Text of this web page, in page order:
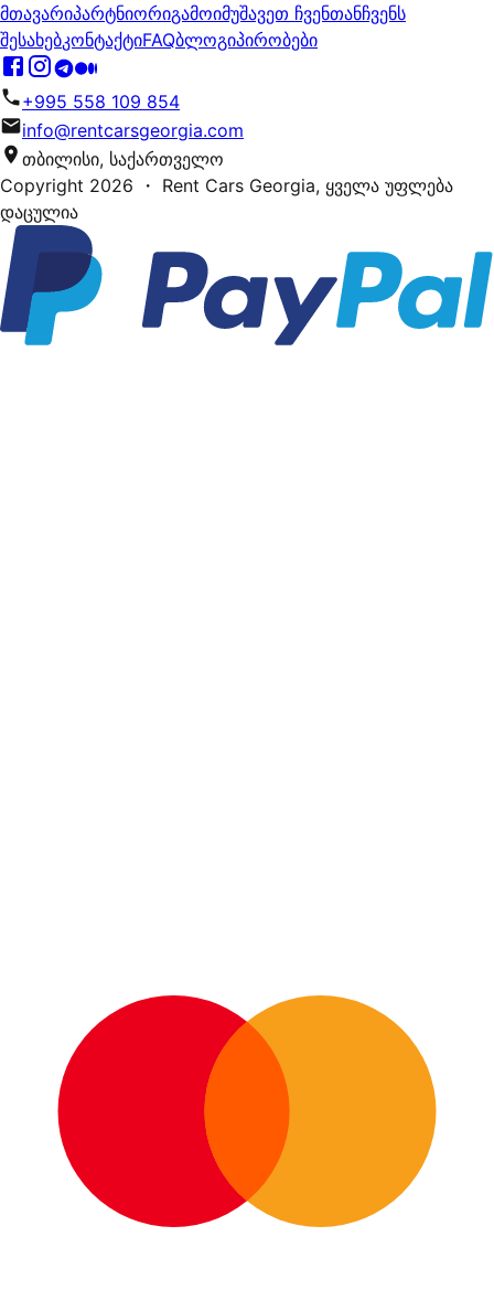
მთავარიპარტნიორიგამოიმუშავეთ ჩვენთანჩვენს
შესახებკონტაქტიFAQბლოგიპირობები
+995 558 109 854
info@rentcarsgeorgia.com
თბილისი, საქართველო
Copyright 2026 ・ Rent Cars Georgia, ყველა უფლება
დაცულია